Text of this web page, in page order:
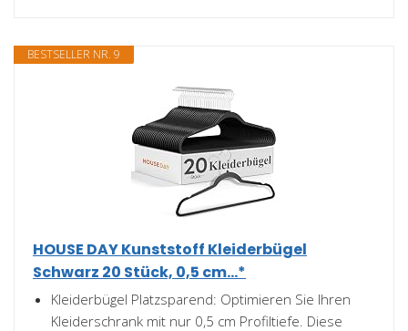
BESTSELLER NR. 9
HOUSE DAY Kunststoff Kleiderbügel
Schwarz 20 Stück, 0,5 cm...*
Kleiderbügel Platzsparend: Optimieren Sie Ihren
Kleiderschrank mit nur 0,5 cm Profiltiefe. Diese